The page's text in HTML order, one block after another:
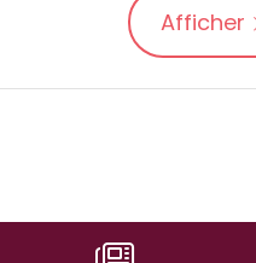
Afficher